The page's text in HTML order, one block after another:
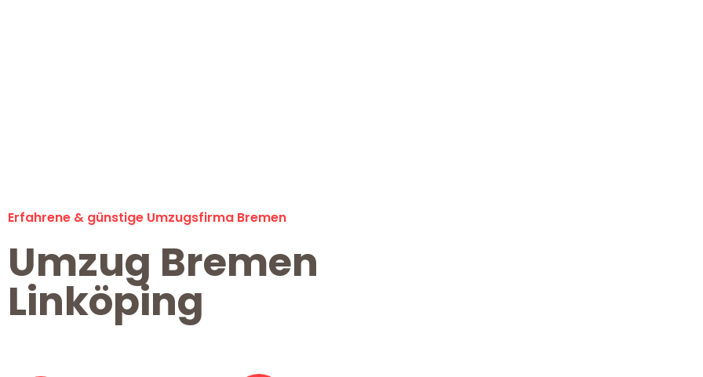
Erfahrene & günstige Umzugsfirma Bremen
Umzug Bremen
Linköping